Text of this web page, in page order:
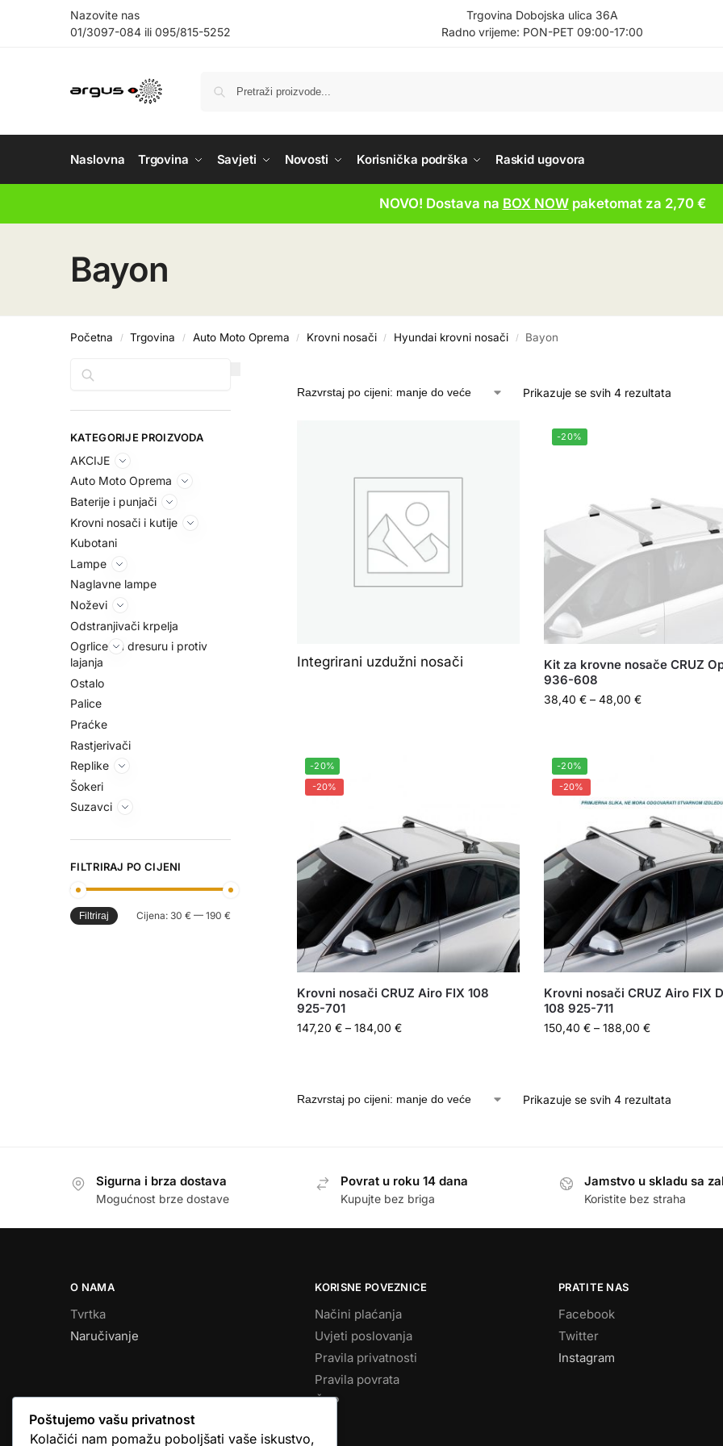
Nazovite nas
01/3097-084 ili 095/815-5252
Trgovina Dobojska ulica 36A
Radno vrijeme: PON-PET 09:00-17:00
Naslovna Trgovina Savjeti Novosti Korisnička podrška Raskid ugovora
NOVO! Dostava na BOX NOWpaketomat za 2,70 €
Bayon
Početna / Trgovina / Auto Moto Oprema / Krovni nosači / Hyundai krovni nosači / Bayon
Prikazuje se svih 4 rezultata
Integrirani uzdužni nosači
-20%
Kit za krovne nosače CRUZ
936-608
38,40 € – 48,00 €
-20%
-20%
Krovni nosači CRUZ Airo FIX 108
925-701
147,20 € – 184,00 €
-20%
-20%
Krovni nosači CRUZ Airo FIX
108 925-711
150,40 € – 188,00 €
Prikazuje se svih 4 rezultata
KATEGORIJE PROIZVODA
AKCIJE
Auto Moto Oprema
Baterije i punjači
Krovni nosači i kutije
Kubotani
Lampe
Naglavne lampe
Noževi
Odstranjivači krpelja
Ogrlice za dresuru i protiv
lajanja
Ostalo
Palice
Praćke
Rastjerivači
Replike
Šokeri
Suzavci
FILTRIRAJ PO CIJENI
Filtriraj Cijena: 30 € — 190 €
Sigurna i brza dostava
Mogućnost brze dostave
Povrat u roku 14 dana
Kupujte bez briga
Jamstvo u skladu sa
Koristite bez straha
O NAMA
Tvrtka
Naručivanje
KORISNE POVEZNICE
Načini plaćanja
Uvjeti poslovanja
Pravila privatnosti
Pravila povrata
ČPP
PRATITE NAS
Facebook
Twitter
Instagram
Poštujemo vašu privatnost
Kolačići nam pomažu poboljšati vaše iskustvo,